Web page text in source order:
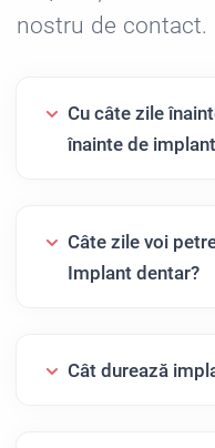
nostru de contact.
Cu câte zile
înainte de
Câte zile voi
Implant dentar?
Cât durează